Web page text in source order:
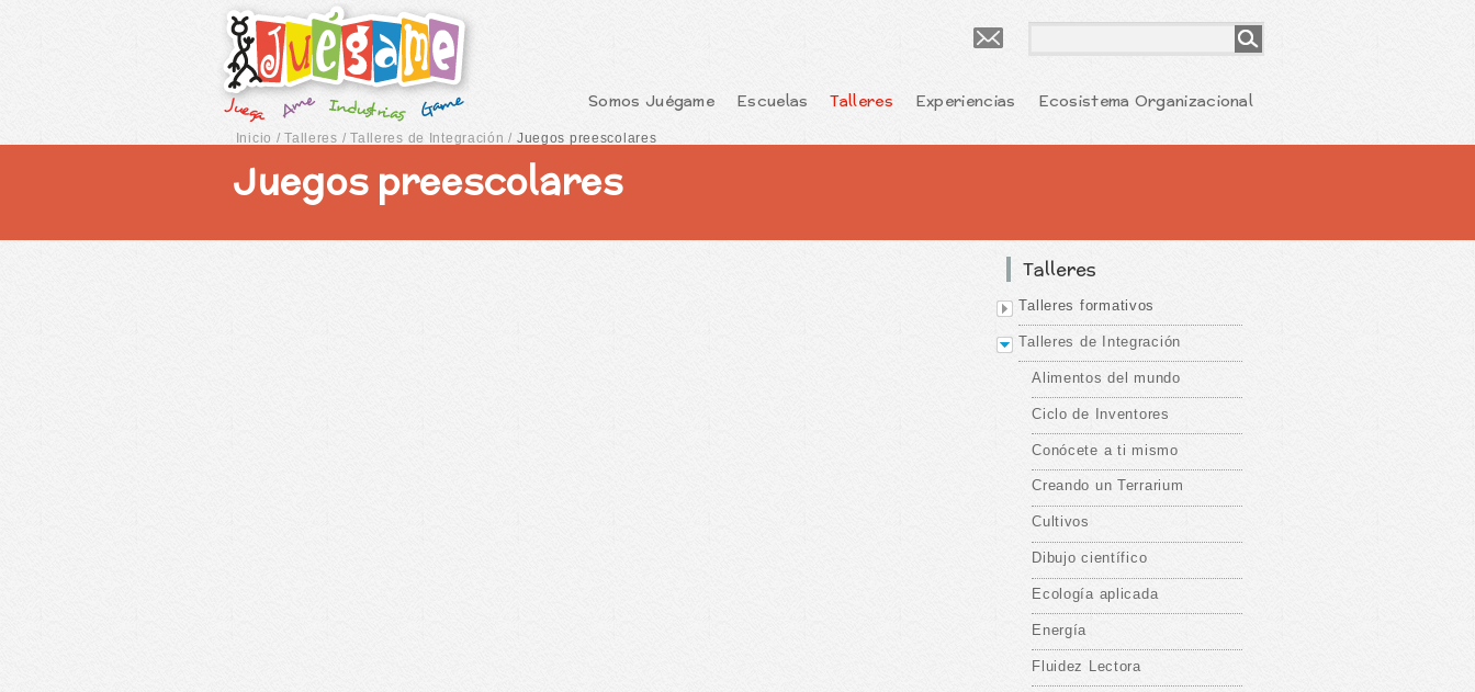
Somos Juégame Escuelas Talleres Experiencias Ecosistema Organizacional
Inicio /Talleres /Talleres de Integración / Juegos preescolares
Juegos preescolares
Talleres
Talleres formativos
Talleres de Integración
Alimentos del mundo
Ciclo de Inventores
Conócete a ti mismo
Creando un Terrarium
Cultivos
Dibujo científico
Ecología aplicada
Energía
Fluidez Lectora